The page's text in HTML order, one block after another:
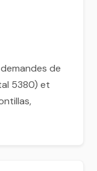
de
5380) et